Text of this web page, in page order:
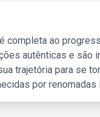
completa ao
autênticas e são
trajetória para se
por